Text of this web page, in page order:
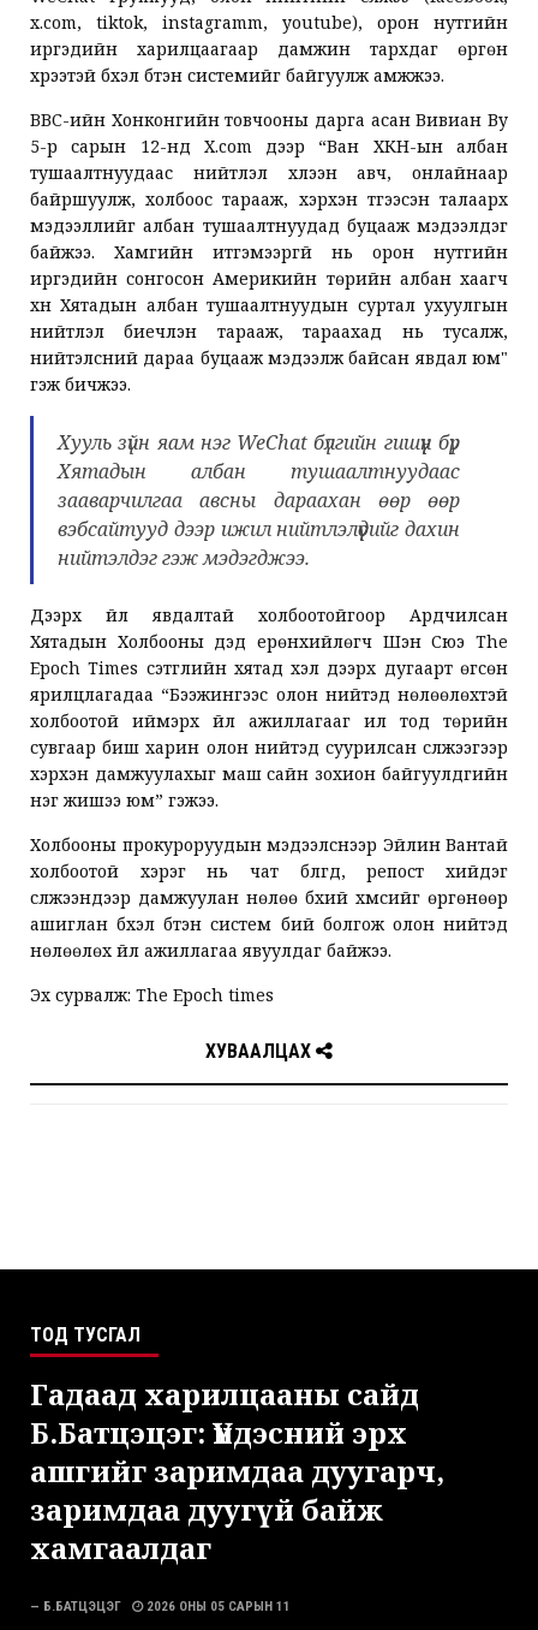
x.com, tiktok, instagramm, youtube), орон нутгийн
иргэдийн харилцаагаар дамжин тархдаг өргөн
хүрээтэй бүхэл бүтэн системийг байгуулж амжжээ.
BBC-ийн Хонконгийн товчооны дарга асан Вивиан Ву
5-р сарын 12-нд X.com дээр “Ван ХКН-ын албан
тушаалтнуудаас нийтлэл хүлээн авч, онлайнаар
байршуулж, холбоос тарааж, хэрхэн түгээсэн талаарх
мэдээллийг албан тушаалтнуудад буцааж мэдээлдэг
байжээ. Хамгийн итгэмээргүй нь орон нутгийн
иргэдийн сонгосон Америкийн төрийн албан хаагч
хүн Хятадын албан тушаалтнуудын суртал ухуулгын
нийтлэл биечлэн тарааж, тараахад нь тусалж,
нийтэлсний дараа буцааж мэдээлж байсан явдал юм"
гэж бичжээ.
Хууль зүйн яам нэг WeChat бүлгийн гишүүн бүр
Хятадын албан тушаалтнуудаас
зааварчилгаа авсны дараахан өөр өөр
вэбсайтууд дээр ижил нийтлэлүүдийг дахин
нийтэлдэг гэж мэдэгджээ.
Дээрх үйл явдалтай холбоотойгоор Ардчилсан
Хятадын Холбооны дэд ерөнхийлөгч Шэн Сюэ The
Epoch Times сэтгүүлийн хятад хэл дээрх дугаарт өгсөн
ярилцлагадаа “Бээжингээс олон нийтэд нөлөөлөхтэй
холбоотой иймэрхүү үйл ажиллагааг ил тод төрийн
сувгаар биш харин олон нийтэд суурилсан сүлжээгээр
хэрхэн дамжуулахыг маш сайн зохион байгуулдгийн
нэг жишээ юм” гэжээ.
Холбооны прокуроруудын мэдээлснээр Эйлин Вантай
холбоотой хэрэг нь чат бүлгүүд, репост хийдэг
сүлжээнүүдээр дамжуулан нөлөө бүхий хүмүүсийг өргөнөөр
ашиглан бүхэл бүтэн систем бий болгож олон нийтэд
нөлөөлөх үйл ажиллагаа явуулдаг байжээ.
Эх сурвалж: The Epoch times
ХУВААЛЦАХ
ТОД ТУСГАЛ
Гадаад харилцааны сайд
Б.Батцэцэг: Үндэсний эрх
ашгийг заримдаа дуугарч,
заримдаа дуугүй байж
хамгаалдаг
— Б.БАТЦЭЦЭГ 2026 ОНЫ 05 САРЫН 11